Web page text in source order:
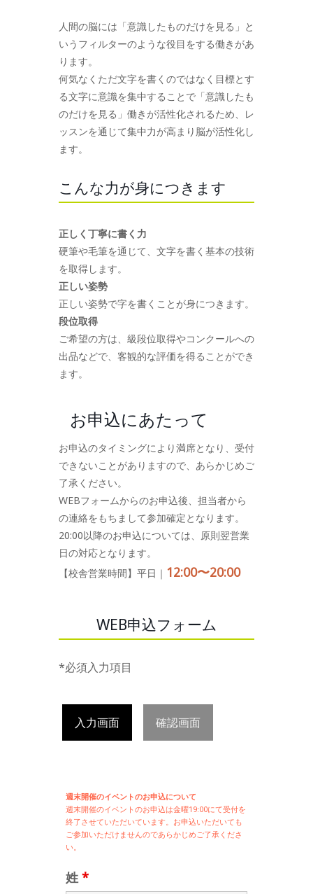
人間の脳には「意識したものだけを見る」と
いうフィルターのような役目をする働きがあ
ります。
何気なくただ文字を書くのではなく目標とす
る文字に意識を集中することで「意識したも
のだけを見る」働きが活性化されるため、レ
ッスンを通じて集中力が高まり脳が活性化し
ます。
こんな力が身につきます
正しく丁寧に書く力
硬筆や毛筆を通じて、文字を書く基本の技術
を取得します。
正しい姿勢
正しい姿勢で字を書くことが身につきます。
段位取得
ご希望の方は、級段位取得やコンクールへの
出品などで、客観的な評価を得ることができ
ます。
お申込にあたって
お申込のタイミングにより満席となり、受付
できないことがありますので、あらかじめご
了承ください。
WEBフォームからのお申込後、担当者から
の連絡をもちまして参加確定となります。
20:00以降のお申込については、原則翌営業
日の対応となります。
【校舎営業時間】平日｜ 12:00〜20:00
WEB申込フォーム
*必須入力項目
入力画面 確認画面
週末開催のイベントのお申込について
週末開催のイベントのお申込は金曜19:00にて受付を
終了させていただいています。お申込いただいても
ご参加いただけませんのであらかじめご了承くださ
い。
姓 *